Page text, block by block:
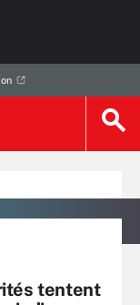
tentent